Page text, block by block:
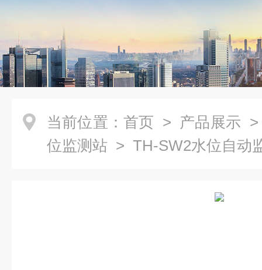
当前位置： 首页 > 产品展示
位监测站 > TH-SW2水位自动